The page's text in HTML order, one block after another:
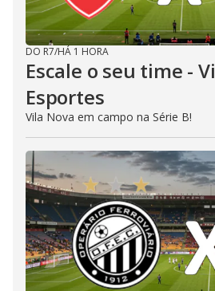
DO R7/HÁ 1 HORA
Escale o seu time -
Esportes
Vila Nova em campo na Série B!